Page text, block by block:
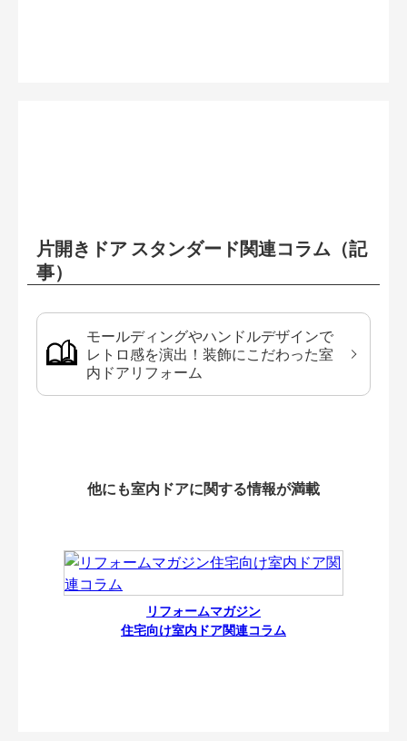
片開きドア スタンダード関連コラム（記
事）
モールディングやハンドルデザインで
レトロ感を演出！装飾にこだわった室
内ドアリフォーム
他にも室内ドアに関する情報が満載
リフォームマガジン
住宅向け室内ドア関連コラム